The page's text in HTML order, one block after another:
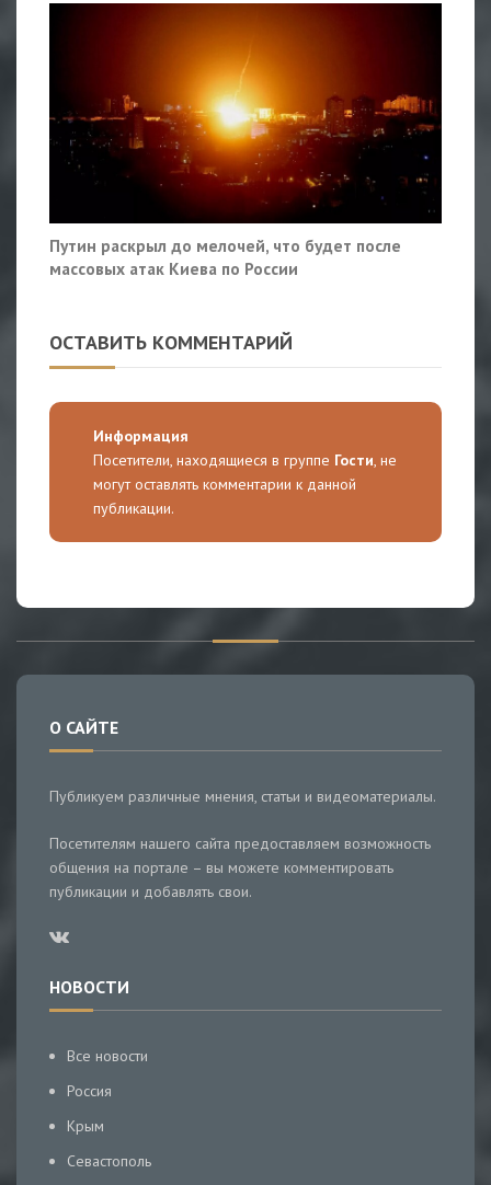
Путин раскрыл до мелочей, что будет после
массовых атак Киева по России
ОСТАВИТЬ КОММЕНТАРИЙ
Информация
Посетители, находящиеся в группе Гости, не
могут оставлять комментарии к данной
публикации.
О САЙТЕ
Публикуем различные мнения, статьи и видеоматериалы.
Посетителям нашего сайта предоставляем возможность
общения на портале – вы можете комментировать
публикации и добавлять свои.
НОВОСТИ
Все новости
Россия
Крым
Севастополь